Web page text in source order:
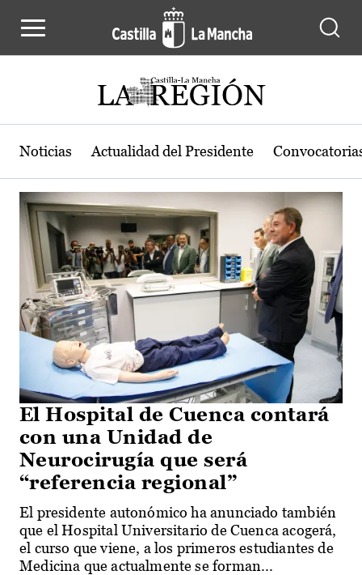
Actualidad de la región de Castilla-
Noticias Actualidad del Presidente
El Hospital de Cuenca contará
con una Unidad de
Neurocirugía que será
“referencia regional”
El presidente autonómico ha anunciado también
que el Hospital Universitario de Cuenca acogerá,
el curso que viene, a los primeros estudiantes de
Medicina que actualmente se forman...